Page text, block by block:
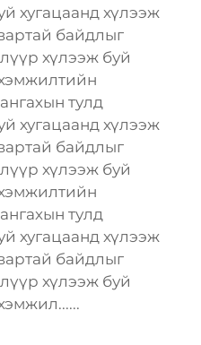
хугацаанд хүлээж
байдлыг
хүлээж буй
тулд
хугацаанд хүлээж
байдлыг
хүлээж буй
тулд
хугацаанд хүлээж
байдлыг
хүлээж буй